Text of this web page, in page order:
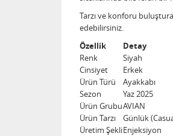
Tarzı ve konforu
edebilirsiniz.
Özellik
Detay
Renk
Siyah
Cinsiyet
Erkek
Ürün Türü
Ayakkabı
Sezon
Yaz 2025
Ürün GrubuAVIAN
Ürün Tarzı
Günlük
Üretim ŞekliEnjeksiyon